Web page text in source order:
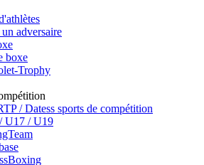
adversaire
boxe
Trophy
/ Datess sports de compétition
U17 / U19